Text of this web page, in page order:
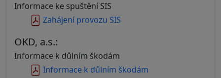
Informace ke spuštění SIS
Zahájení provozu SIS
OKD, a.s.:
Informace k důlním škodám
Informace k důlním škodám